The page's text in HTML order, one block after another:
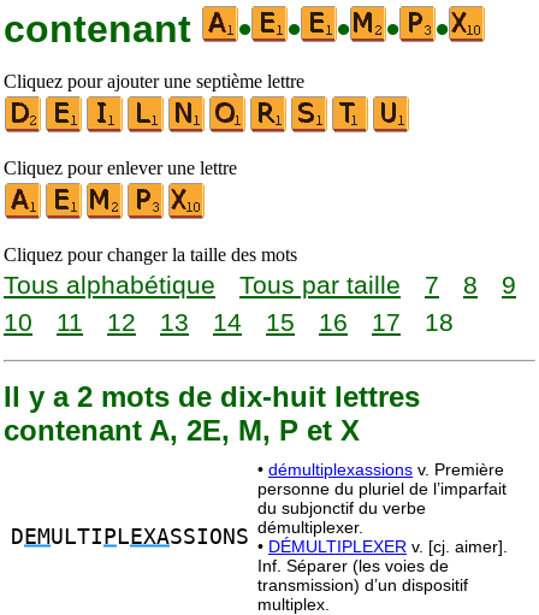
contenant
• • • • •
Cliquez pour ajouter une septième lettre
Cliquez pour enlever une lettre
Cliquez pour changer la taille des mots
Tous alphabétique Tous par taille 7 8
9
10
11 12 13 14 15 16 17 18
Il y a 2 mots de dix-huit lettres
contenant A, 2E, M, P et X
D EMULTI P L EXASSIONS
• démultiplexassions v. Première
personne du pluriel de l’imparfait
du subjonctif du verbe
démultiplexer.
• DÉMULTIPLEXER v. [cj. aimer].
Inf. Séparer (les voies de
transmission) d’un dispositif
multiplex.